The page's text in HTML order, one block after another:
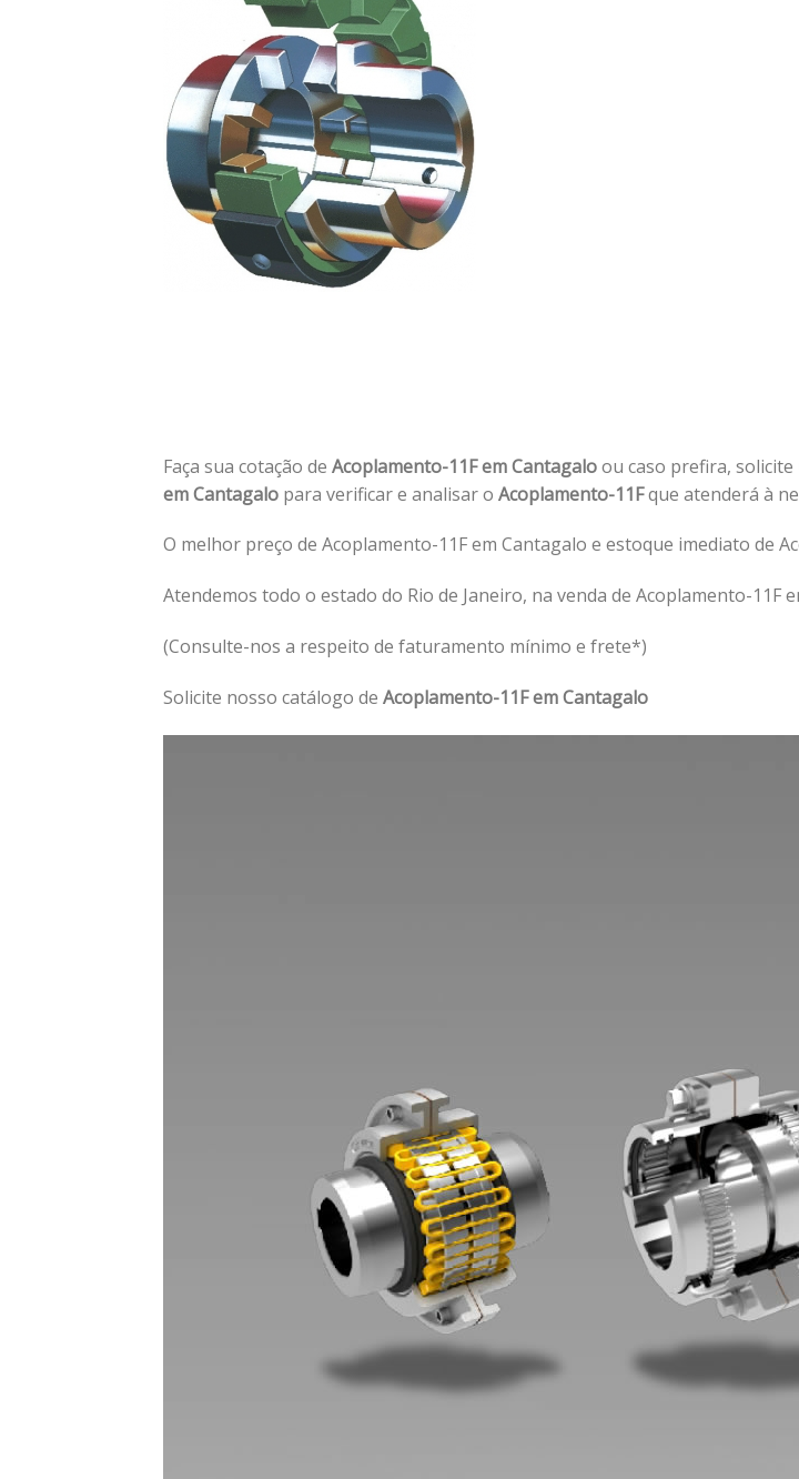
Faça sua cotação de Acoplamento-11F em Cantagaloou caso prefira, solicite
em Cantagalo para verificar e analisar o Acoplamento-11Fque atenderá à
O melhor preço de Acoplamento-11F em Cantagalo e estoque imediato de
Atendemos todo o estado do Rio de Janeiro, na venda de Acoplamento-11F
(Consulte-nos a respeito de faturamento mínimo e frete*)
Solicite nosso catálogo de Acoplamento-11F em Cantagalo